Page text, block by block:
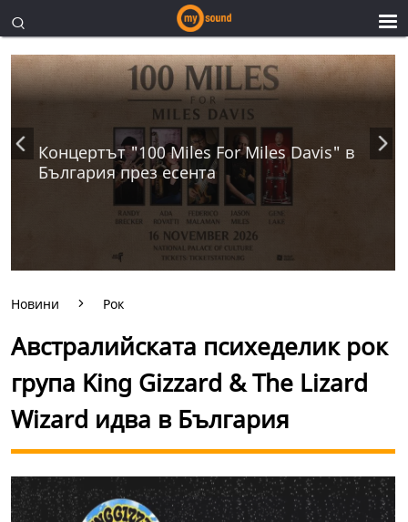
Концертът "100 Miles For Miles Davis" в
България през есента
Новини Рок
Австралийската психеделик рок
група King Gizzard & The Lizard
Wizard идва в България